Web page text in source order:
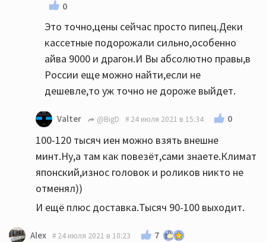
0
Это точно,цены сейчас просто пипец.Деки
кассетные подорожали сильно,особенно
айва 9000 и драгон.И Вы абсолютно правы,в
России еще можно найти,если не
дешевле,то уж точно не дороже выйдет.
Valter @BigD 24 июля 2021 в 15:34 0
100-120 тысяч иен можно взять внешне
минт.Ну,а там как повезёт,сами знаете.Климат
японский,износ головок и роликов никто не
отменял))
И ещё плюс доставка.Тысяч 90-100 выходит.
Alex 24 июля 2021 в 10:23 7